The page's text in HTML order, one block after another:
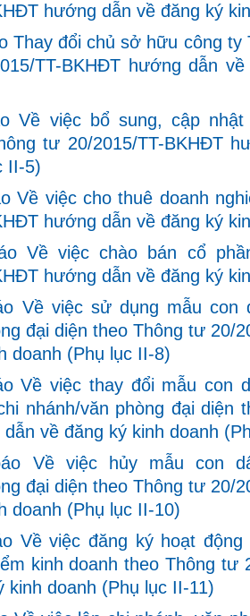
hướng dẫn về đăng ký
Thay đổi chủ sở hữu công ty
TT-BKHĐT hướng dẫn
Về việc bổ sung, cập
tư 20/2015/TT-BKHĐT
II-5)
Về việc cho thuê doanh
hướng dẫn về đăng ký
Về việc chào bán cổ
hướng dẫn về đăng ký
Về việc sử dụng mẫu con
đại diện theo Thông tư 20/
doanh (Phụ lục II-8)
Về việc thay đổi mẫu con
nhánh/văn phòng đại diện
về đăng ký kinh doanh
Về việc hủy mẫu con
đại diện theo Thông tư 20/
doanh (Phụ lục II-10)
Về việc đăng ký hoạt
kinh doanh theo Thông tư
kinh doanh (Phụ lục II-11)